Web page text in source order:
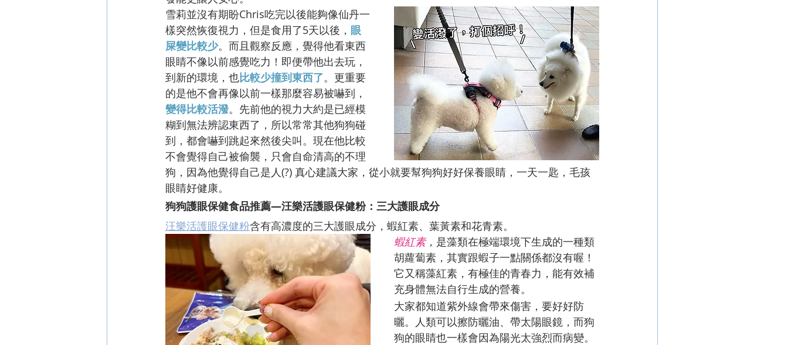
雪莉並沒有期盼Chris吃完以後能夠像仙丹一
樣突然恢復視力，但是食用了5天以後， 眼
屎變比較少。而且觀察反應，覺得他看東西
眼睛不像以前感覺吃力！即便帶他出去玩，
到新的環境，也比較少撞到東西了。更重要
的是他不會再像以前一樣那麼容易被嚇到，
變得比較活潑。先前他的視力大約是已經模
糊到無法辨認東西了，所以常常其他狗狗碰
到，都會嚇到跳起來然後尖叫。現在他比較
不會覺得自己被偷襲，只會自命清高的不理
狗，因為他覺得自己是人(?) 真心建議大家，從小就要幫狗狗好好保養眼睛，一天一匙，毛孩
眼睛好健康。
狗狗護眼保健食品推薦—汪樂活護眼保健粉：三大護眼成分
汪樂活護眼保健粉含有高濃度的三大護眼成分，蝦紅素、葉黃素和花青素。
蝦紅素，是藻類在極端環境下生成的一種類
胡蘿蔔素，其實跟蝦子一點關係都沒有喔！
它又稱藻紅素，有極佳的青春力，能有效補
充身體無法自行生成的營養。
大家都知道紫外線會帶來傷害，要好好防
曬。人類可以擦防曬油、帶太陽眼鏡，而狗
狗的眼睛也一樣會因為陽光太強烈而病變。